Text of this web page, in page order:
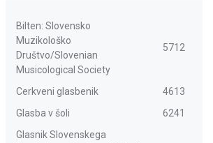
Bilten: Slovensko
Muzikološko
Društvo/Slovenian
Musicological Society
5712
Cerkveni glasbenik
4613
Glasba v šoli
6241
Glasnik Slovenskega